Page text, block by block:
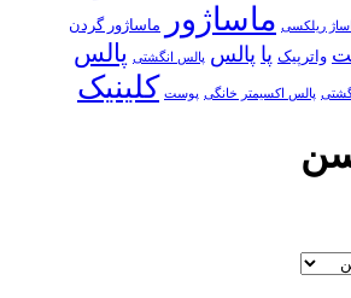
ریلکسی ماساژور ماساژور گردن
واترپیک پا پالس پالس انگشتی پالس
پالس اکسیمتر خانگی پوست کلینیک